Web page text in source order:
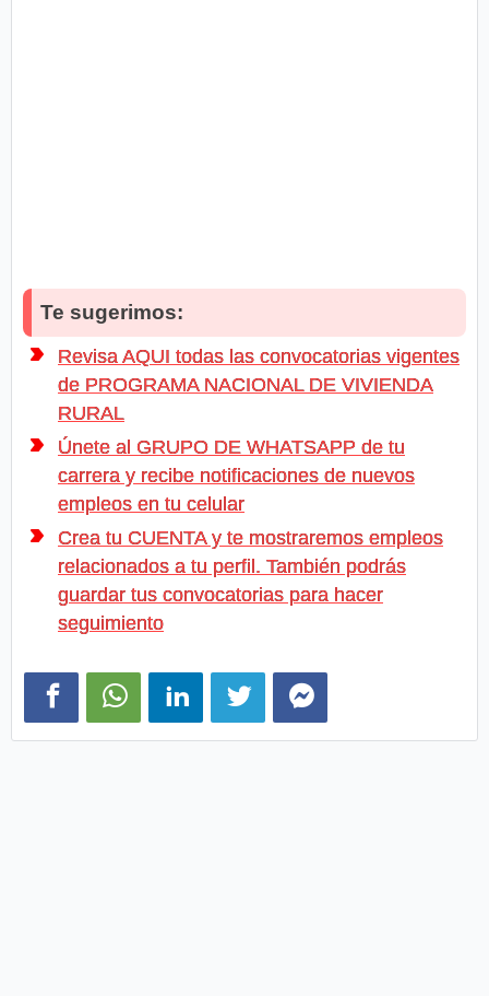
Te sugerimos:
Revisa AQUI todas las convocatorias vigentes
de PROGRAMA NACIONAL DE VIVIENDA
RURAL
Únete al GRUPO DE WHATSAPP de tu
carrera y recibe notificaciones de nuevos
empleos en tu celular
Crea tu CUENTA y te mostraremos empleos
relacionados a tu perfil. También podrás
guardar tus convocatorias para hacer
seguimiento